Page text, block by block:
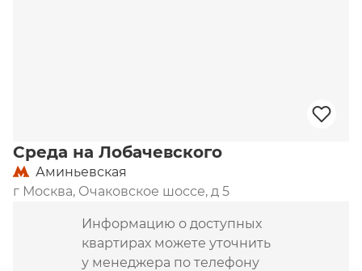
Среда на Лобачевского
Аминьевская
г Москва, Очаковское шоссе, д 5
Информацию о доступных
квартирах можете уточнить
у менеджера по телефону